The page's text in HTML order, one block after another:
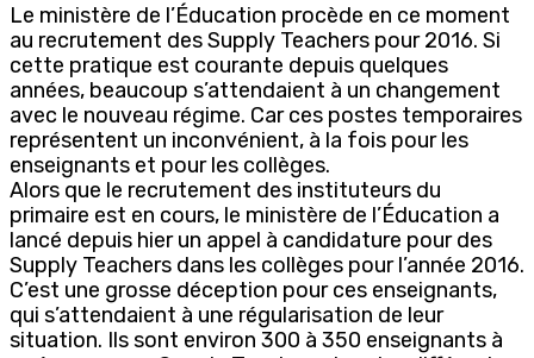
Le ministère de l’Éducation procède en ce moment
au recrutement des Supply Teachers pour 2016. Si
cette pratique est courante depuis quelques
années, beaucoup s’attendaient à un changement
avec le nouveau régime. Car ces postes temporaires
représentent un inconvénient, à la fois pour les
enseignants et pour les collèges.
Alors que le recrutement des instituteurs du
primaire est en cours, le ministère de l’Éducation a
lancé depuis hier un appel à candidature pour des
Supply Teachers dans les collèges pour l’année 2016.
C’est une grosse déception pour ces enseignants,
qui s’attendaient à une régularisation de leur
situation. Ils sont environ 300 à 350 enseignants à